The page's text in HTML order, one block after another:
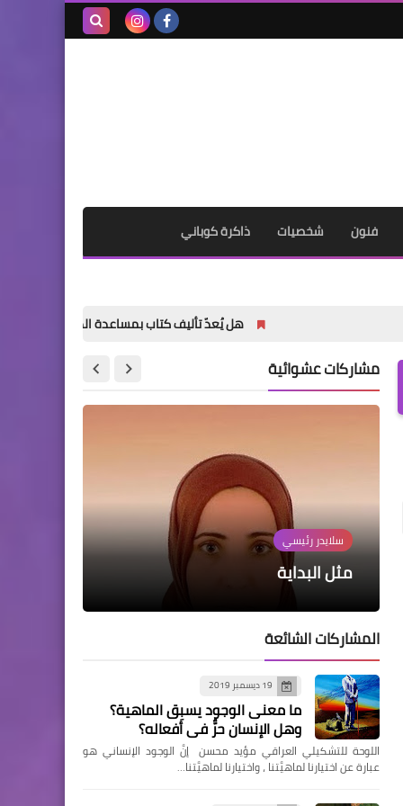
فنون شخصيات ذاكرة كوباني
هل يُعدّ تأليف كتاب بمساعدة الذكاء الاصطناعي أمراً خاطئاً؟
مشاركات عشوائية
سلايدر رئيسي
مثل البداية
سلايدر رئيسي
ارتجافة الخريف
سلايدر رئيسي
بيمول
سلايدر رئيسي
نضجت قبل الأوان
محمد باقي محمد: الحسكة يوتوبيا
أحببتها لأنّها مدينة للجميع بلا هُوية
عرقيّة أو دينيّة
المشاركات الشائعة
19 ديسمبر 2019
ما معنى الوجود يسبِق الماهية؟
وهل الإنسان حرٌّ في أفعاله؟
اللوحة للتشكيلي العراقي مؤيد محسن إنَّ الوجود الإنساني هو
عبارة عن اختيارنا لماهيَّتنا ، واختيارنا لماهيَّتنا…